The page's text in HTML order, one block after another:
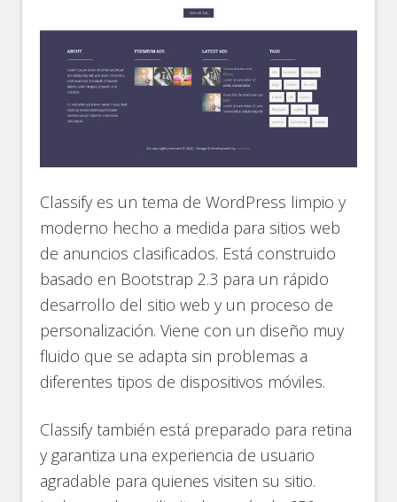
Classify es un tema de WordPress limpio y
moderno hecho a medida para sitios web
de anuncios clasificados. Está construido
basado en Bootstrap 2.3 para un rápido
desarrollo del sitio web y un proceso de
personalización. Viene con un diseño muy
fluido que se adapta sin problemas a
diferentes tipos de dispositivos móviles.
Classify también está preparado para retina
y garantiza una experiencia de usuario
agradable para quienes visiten su sitio.